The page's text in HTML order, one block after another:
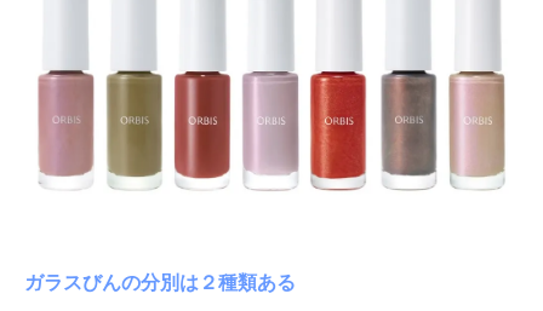
ガラスびんの分別は２種類ある